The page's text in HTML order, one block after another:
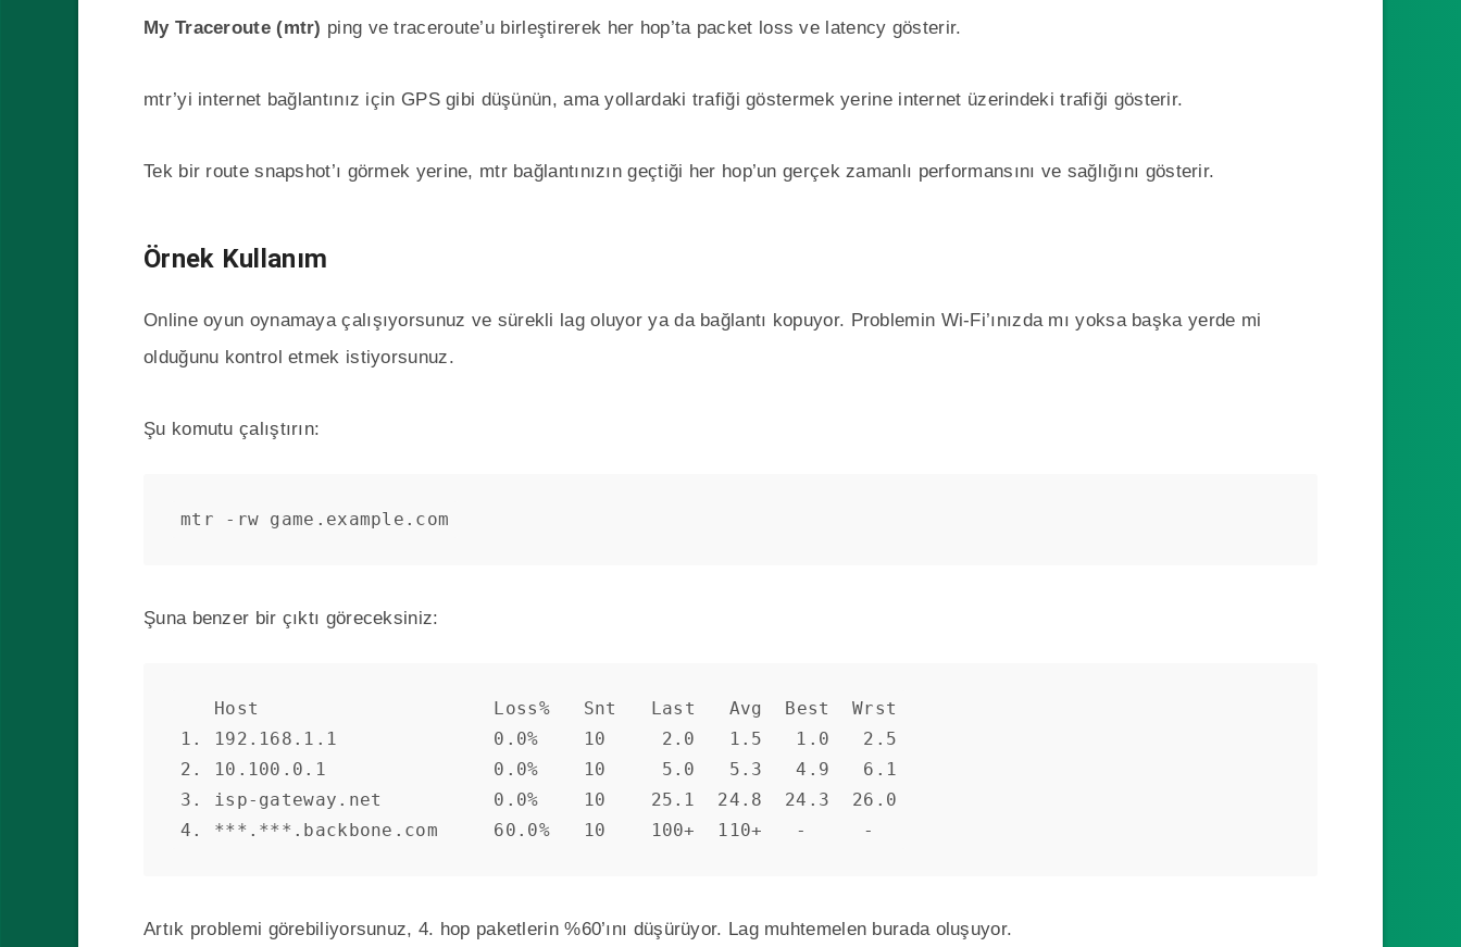
My Traceroute (mtr) ping ve traceroute’u birleştirerek her hop’ta packet loss ve latency gösterir.
mtr’yi internet bağlantınız için GPS gibi düşünün, ama yollardaki trafiği göstermek yerine internet üzerindeki trafiği gösterir.
Tek bir route snapshot’ı görmek yerine, mtr bağlantınızın geçtiği her hop’un gerçek zamanlı performansını ve sağlığını gösterir.
Örnek Kullanım
Online oyun oynamaya çalışıyorsunuz ve sürekli lag oluyor ya da bağlantı kopuyor. Problemin Wi-Fi’ınızda mı yoksa başka yerde mi
olduğunu kontrol etmek istiyorsunuz.
Şu komutu çalıştırın:
mtr -rw game.example.com
Şuna benzer bir çıktı göreceksiniz:
1. 192.168.1.1              0.0%    10     2.0   1.5   1.0   2.5
2. 10.100.0.1               0.0%    10     5.0   5.3   4.9   6.1
3. isp-gateway.net          0.0%    10    25.1  24.8  24.3  26.0
4. ***.***.backbone.com     60.0%   10    100+  110+   -     -
Artık problemi görebiliyorsunuz, 4. hop paketlerin %60’ını düşürüyor. Lag muhtemelen burada oluşuyor.